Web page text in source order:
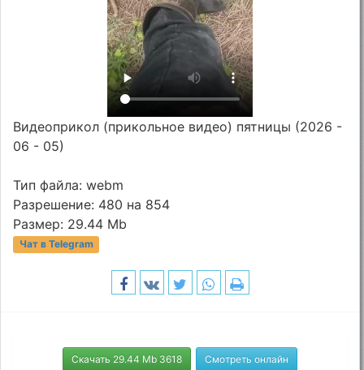
Видеоприкол (прикольное видео) пятницы (2026 -
06 - 05)
Тип файла: webm
Разрешение: 480 на 854
Размер: 29.44 Mb
Чат в Telegram
Скачать 29.44 Mb 3618 Смотреть онлайн